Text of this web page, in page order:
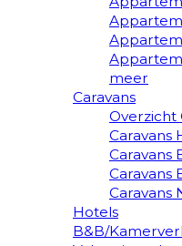
meer
Caravans
Overzicht
Caravans
Caravans
Caravans
Caravans
Hotels
B&B/